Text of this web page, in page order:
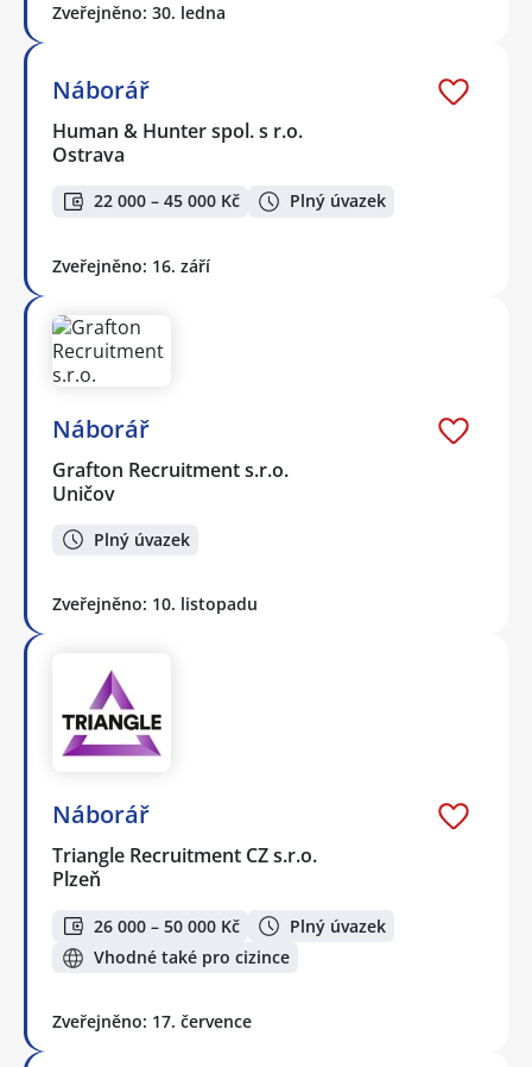
Zveřejněno: 30. ledna
Náborář
Human & Hunter spol. s r.o.
Ostrava
22 000 – 45 000 Kč Plný úvazek
Zveřejněno: 16. září
Náborář
Grafton Recruitment s.r.o.
Uničov
Plný úvazek
Zveřejněno: 10. listopadu
Náborář
Triangle Recruitment CZ s.r.o.
Plzeň
26 000 – 50 000 Kč
Plný úvazek
Vhodné také pro cizince
Zveřejněno: 17. července